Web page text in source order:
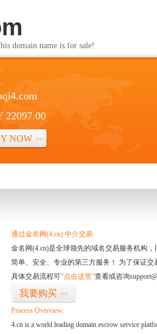
domain name is for sale!
22097.00
NOW >>
通过金名网(4.cn) 中介交易
金名网(4.cn)是全球领先的域名交易服务机构
简单、安全、专业的第三方服务！ 为了保证
具体交易流程可“点击这里”查看或咨询
我要购买 >>
Process Overview:
4.cn is a world leading domain escrow service